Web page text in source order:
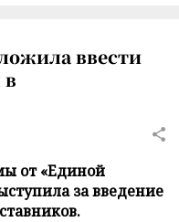
ввести
от «Единой
за введение